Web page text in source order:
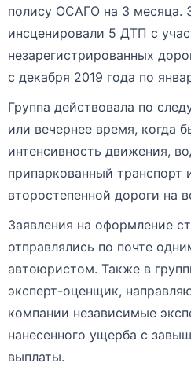
полису ОСАГО на 3 месяца.
инсценировали 5 ДТП с
незарегистрированных
с декабря 2019 года по
Группа действовала по
или вечернее время, когда
интенсивность движения,
припаркованный транспорт
второстепенной дороги на
Заявления на оформление
отправлялись по почте
автоюристом. Также в
эксперт-оценщик,
компании независимые
нанесенного ущерба с
выплаты.